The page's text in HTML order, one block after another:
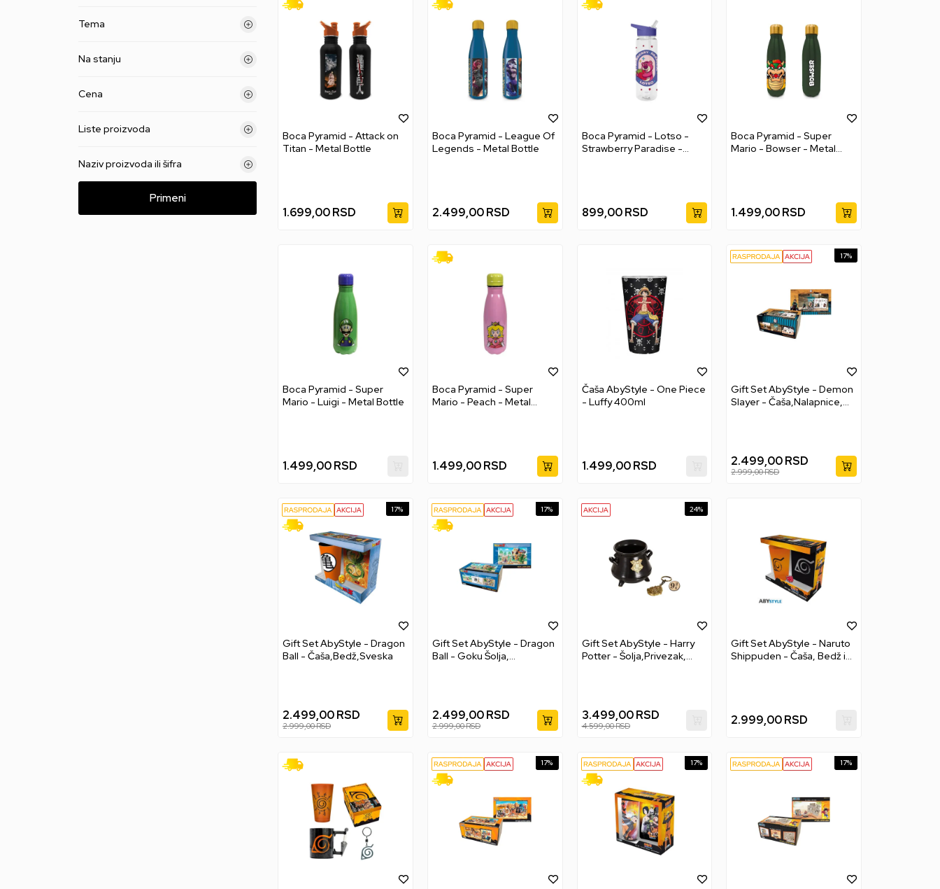
Tema
Na stanju
Cena
Liste proizvoda
Naziv proizvoda ili šifra
Primeni
Boca Pyramid - Attack on
Titan - Metal Bottle
1.699,00RSD
Boca Pyramid - League Of
Legends - Metal Bottle
2.499,00 RSD
Boca Pyramid - Lotso -
Strawberry Paradise -
899,00 RSD
Boca Pyramid - Super
Mario - Bowser - Metal
1.499,00RSD
Boca Pyramid - Super
Mario - Luigi - Metal Bottle
1.499,00RSD
Boca Pyramid - Super
Mario - Peach - Metal
1.499,00 RSD
Čaša AbyStyle - One Piece
- Luffy 400ml
1.499,00 RSD
17%
Gift Set AbyStyle - Demon
Slayer - Čaša,Nalapnice,
2.499,00RSD
2.999,00RSD
17%
Gift Set AbyStyle - Dragon
Ball - Čaša,Bedž,Sveska
2.499,00RSD
2.999,00RSD
17%
Gift Set AbyStyle - Dragon
Ball - Goku Šolja,
2.499,00 RSD
2.999,00RSD
24%
Gift Set AbyStyle - Harry
Potter - Šolja,Privezak,
3.499,00 RSD
4.599,00RSD
Gift Set AbyStyle - Naruto
Shippuden - Čaša, Bedž i
2.999,00RSD
17% 17% 17%